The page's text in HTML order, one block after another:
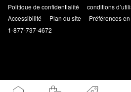
Politique de confidentialité
conditions
Accessibilité
Plan du site
Préférences
1-877-737-4672